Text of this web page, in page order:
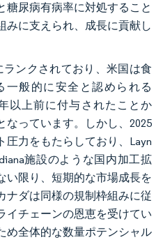
糖尿病有病率に対処すること
みに支えられ、成長に貢献し
ンクされており、米国は食
一般的に安全と認められる
以上前に付与されたことか
なっています。しかし、2025
圧力をもたらしており、Layn
施設のような国内加工拡
い限り、短期的な市場成長を
ナダは同様の規制枠組みに従
イチェーンの恩恵を受けてい
め全体的な数量ポテンシャル